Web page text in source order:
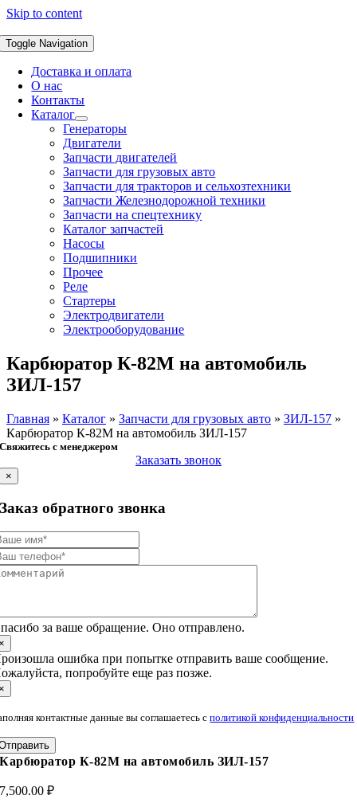
Skip to content
Toggle Navigation
Доставка и оплата
О нас
Контакты
Каталог
Генераторы
Двигатели
Запчасти двигателей
Запчасти для грузовых авто
Запчасти для тракторов и сельхозтехники
Запчасти Железнодорожной техники
Запчасти на спецтехнику
Каталог запчастей
Насосы
Подшипники
Прочее
Реле
Стартеры
Электродвигатели
Электрооборудование
Карбюратор К-82М на автомобиль
ЗИЛ-157
Главная » Каталог » Запчасти для грузовых авто » ЗИЛ-157 »
Карбюратор К-82М на автомобиль ЗИЛ-157
Свяжитесь с менеджером
Заказать звонок
×
Заказ обратного звонка
за ваше обращение. Оно отправлено.
ошибка при попытке отправить ваше сообщение.
попробуйте еще раз позже.
контактные данные вы соглашаетесь сполитикой конфиденциальности
Карбюратор К-82М на автомобиль ЗИЛ-157
7,500.00₽